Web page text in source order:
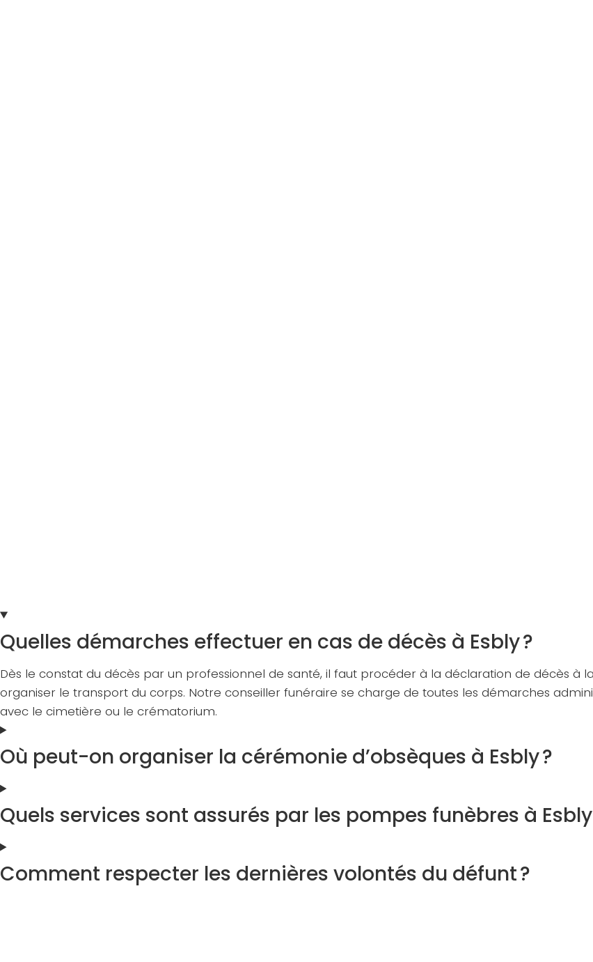
Quelles démarches effectuer en cas de décès à Esbly ?
Dès le constat du décès par un professionnel de santé, il faut procéder à la déclaration de décès à
organiser le transport du corps. Notre conseiller funéraire se charge de toutes les démarches
avec le cimetière ou le crématorium.
Où peut-on organiser la cérémonie d’obsèques à Esbly ?
Quels services sont assurés par les pompes funèbres à Esbly
Comment respecter les dernières volontés du défunt ?